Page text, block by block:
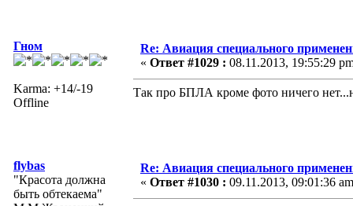
Гном
Karma: +14/-19
Offline
Re: Авиация специального
« Ответ #1029 : 08.11.2013, 19:55:29
Так про БПЛА кроме фото ничего
flybas
"Красота должна
быть обтекаема"
Re: Авиация специального
« Ответ #1030 : 09.11.2013, 09:01:36